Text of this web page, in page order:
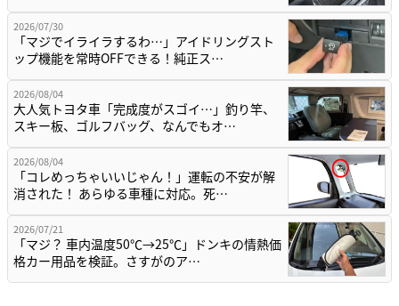
2026/07/30
「マジでイライラするわ…」アイドリングスト
ップ機能を常時OFFできる！純正ス…
2026/08/04
大人気トヨタ車「完成度がスゴイ…」釣り竿、
スキー板、ゴルフバッグ、なんでもオ…
2026/08/04
「コレめっちゃいいじゃん！」運転の不安が解
消された！ あらゆる車種に対応。死…
2026/07/21
「マジ？ 車内温度50℃→25℃」ドンキの情熱価
格カー用品を検証。さすがのア…